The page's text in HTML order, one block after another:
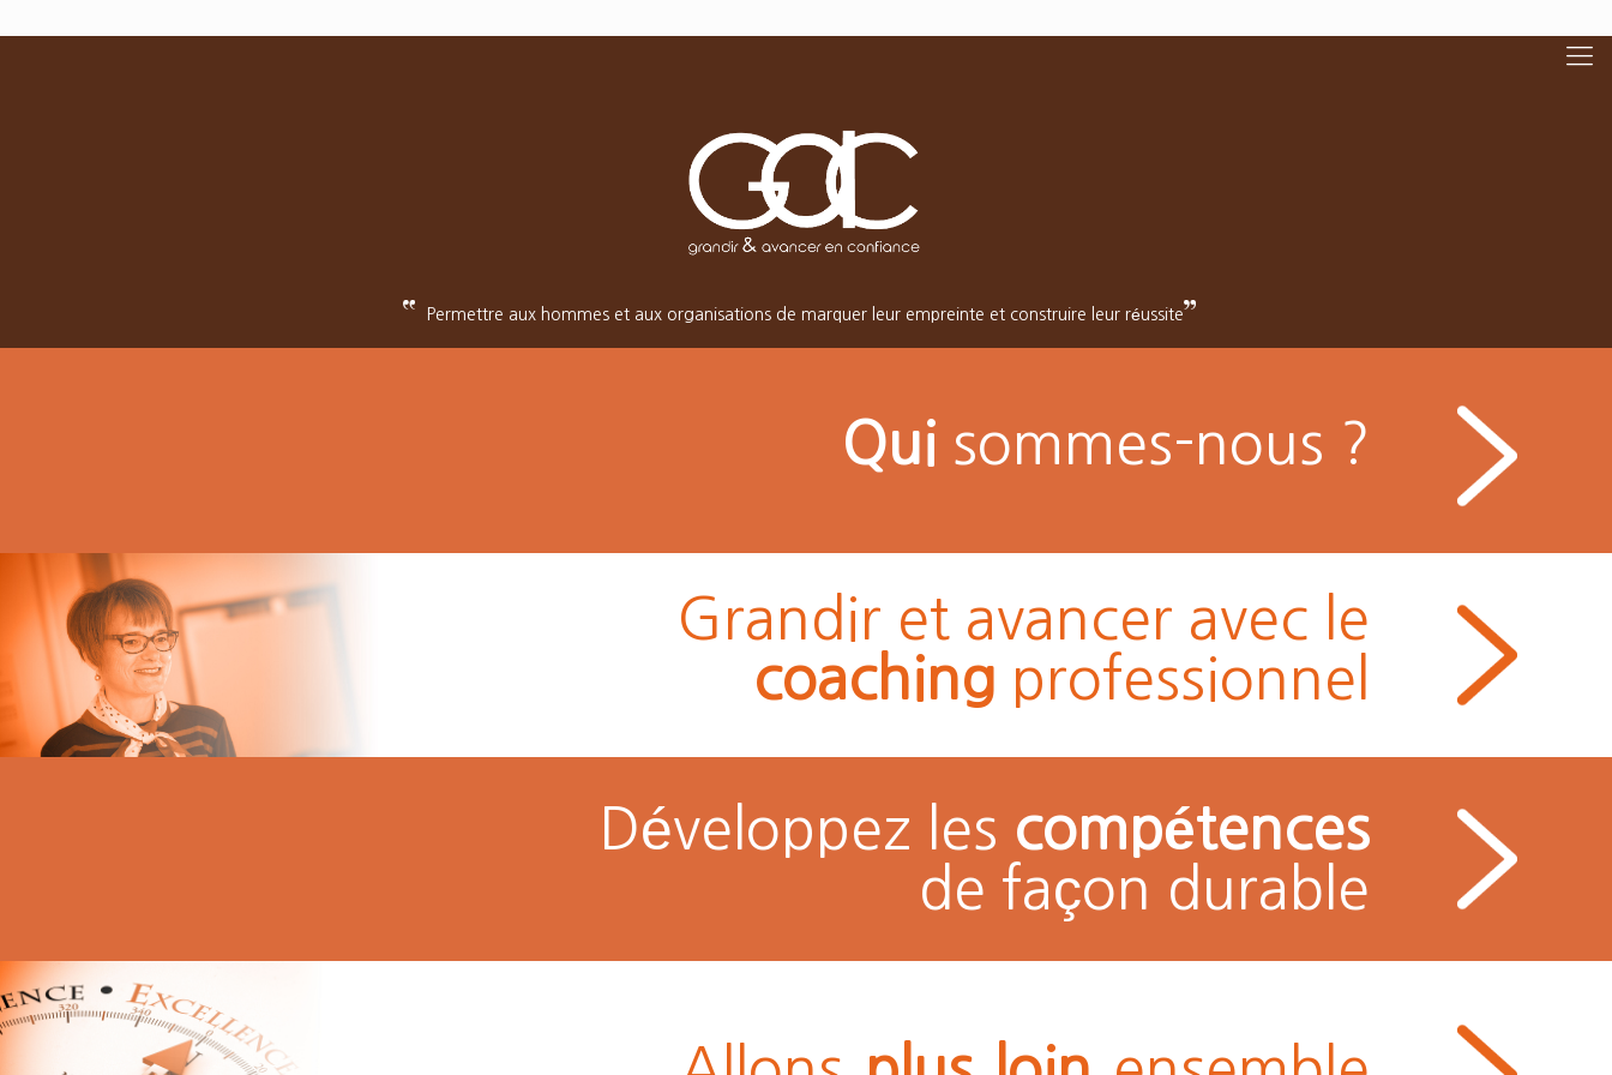
Permettre aux hommes et aux organisations de marquer leur empreinte et construire leur réussite
Qui sommes-nous ?
Grandir et avancer avec le
coaching professionnel
Développez les compétences
de façon durable